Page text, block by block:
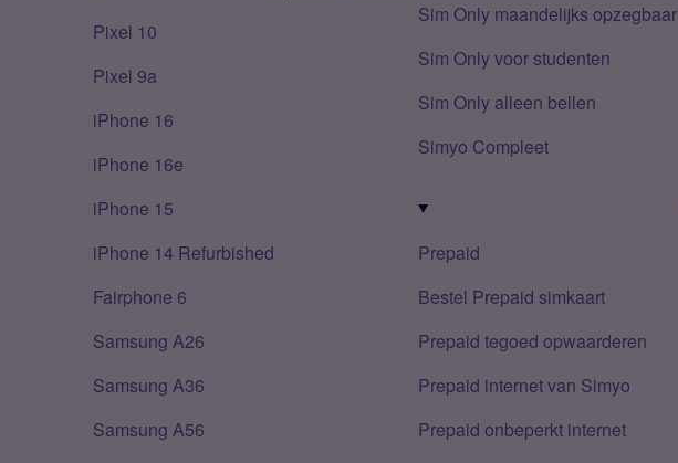
Pixel 10
Pixel 9a
iPhone 16
iPhone 16e
iPhone 15
iPhone 14 Refurbished
Fairphone 6
Samsung A26
Samsung A36
Samsung A56
Sim Only maandelijks opzegbaar
Sim Only voor studenten
Sim Only alleen bellen
Simyo Compleet
Prepaid
Bestel Prepaid simkaart
Prepaid tegoed opwaarderen
Prepaid internet van Simyo
Prepaid onbeperkt internet